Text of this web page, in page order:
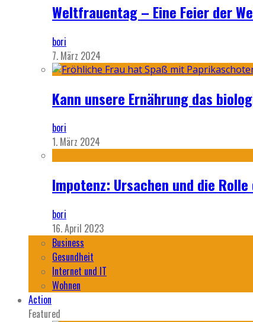
Weltfrauentag – Eine Feier der
bori
7. März 2024
Kann unsere Ernährung das
bori
1. März 2024
Impotenz: Ursachen und die Rolle
bori
16. April 2023
Business
Gesundheit
Internet und IT
Wohnen
Action
Featured